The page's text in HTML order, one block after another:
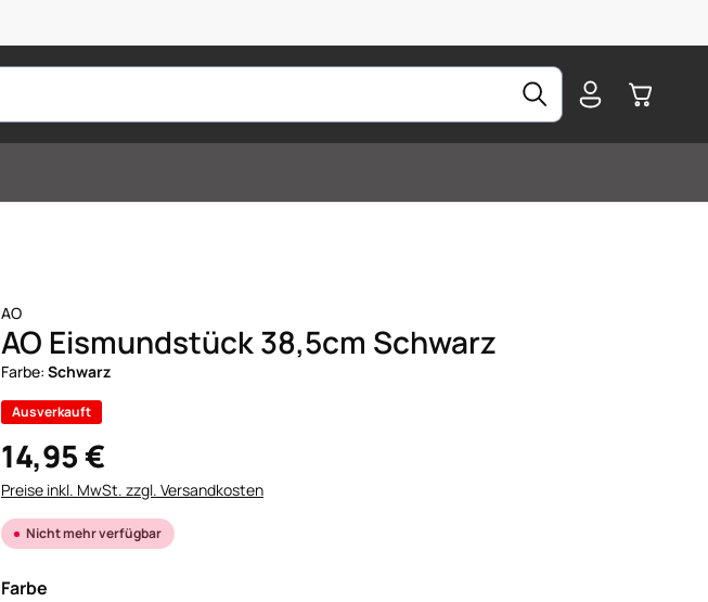
AO
AO Eismundstück 38,5cm Schwarz
Farbe: Schwarz
Ausverkauft
14,95 €
Preise inkl. MwSt. zzgl. Versandkosten
Nicht mehr verfügbar
Farbe